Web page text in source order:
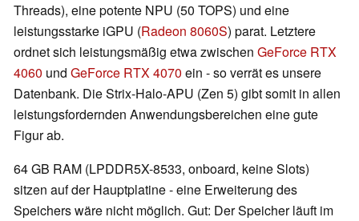
Threads), eine potente NPU (50 TOPS) und eine
leistungsstarke iGPU (Radeon 8060S) parat. Letztere
ordnet sich leistungsmäßig etwa zwischen GeForce RTX
4060 und GeForce RTX 4070 ein - so verrät es unsere
Datenbank. Die Strix-Halo-APU (Zen 5) gibt somit in allen
leistungsfordernden Anwendungsbereichen eine gute
Figur ab.
64 GB RAM (LPDDR5X-8533, onboard, keine Slots)
sitzen auf der Hauptplatine - eine Erweiterung des
Speichers wäre nicht möglich. Gut: Der Speicher läuft im